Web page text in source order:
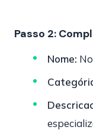
Passo 2:
Nome: